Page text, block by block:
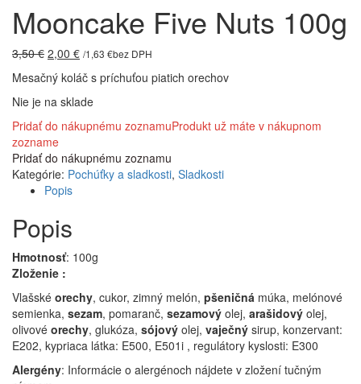
Mooncake Five Nuts 100g
3,50€ Pôvodná
bola:
3,50 €.
2,00 €Aktuálna
je:
2,00 €.
/1,63 €bez DPH
Mesačný koláč s príchuťou piatich orechov
Nie je na sklade
Pridať do nákupnému zoznamuProdukt už máte v nákupnom
zozname
Pridať do nákupnému zoznamu
Kategórie: Pochúťky a sladkosti, Sladkosti
Popis
Popis
Hmotnosť: 100g
Zloženie :
Vlašské orechy, cukor, zimný melón, pšeničná múka, melónové
semienka, sezam, pomaranč, sezamový olej, arašidový olej,
olivové orechy, glukóza, sójový olej, vaječný sirup, konzervant:
E202, kypriaca látka: E500, E501i , regulátory kyslosti: E300
Alergény: Informácie o alergénoch nájdete v zložení tučným